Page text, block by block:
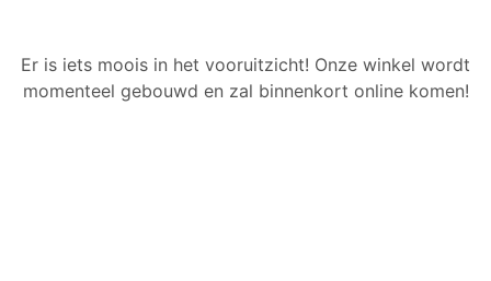
Er is iets moois in het vooruitzicht! Onze winkel wordt
momenteel gebouwd en zal binnenkort online komen!